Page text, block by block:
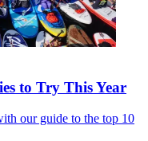
to Try This Year
our guide to the top 10